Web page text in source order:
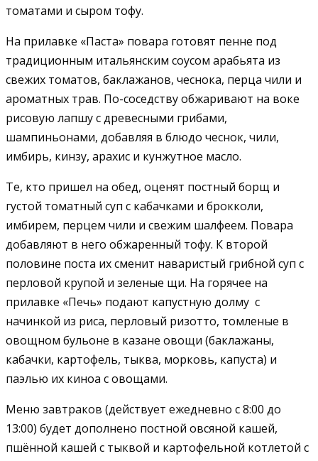
томатами и сыром тофу.
На прилавке «Паста» повара готовят пенне под
традиционным итальянским соусом арабьята из
свежих томатов, баклажанов, чеснока, перца чили и
ароматных трав. По-соседству обжаривают на воке
рисовую лапшу с древесными грибами,
шампиньонами, добавляя в блюдо чеснок, чили,
имбирь, кинзу, арахис и кунжутное масло.
Те, кто пришел на обед, оценят постный борщ и
густой томатный суп с кабачками и брокколи,
имбирем, перцем чили и свежим шалфеем. Повара
добавляют в него обжаренный тофу. К второй
половине поста их сменит наваристый грибной суп с
перловой крупой и зеленые щи. На горячее на
прилавке «Печь» подают капустную долму с
начинкой из риса, перловый ризотто, томленые в
овощном бульоне в казане овощи (баклажаны,
кабачки, картофель, тыква, морковь, капуста) и
паэлью их киноа с овощами.
Меню завтраков (действует ежедневно с 8:00 до
13:00) будет дополнено постной овсяной кашей,
пшённой кашей с тыквой и картофельной котлетой с